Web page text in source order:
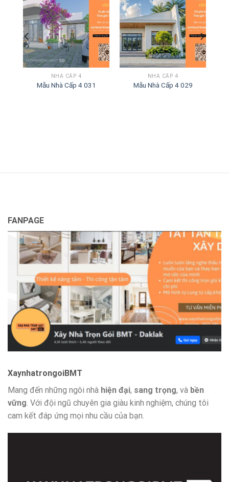
NHÀ CẤP 4
Mẫu Nhà Cấp 4 029
NHÀ CẤP 4
Mẫu Nhà Cấp 4 030
FANPAGE
XaynhatrongoiBMT
Mang đến những ngôi nhà hiện đại, sang trọng, và bền
vững. Với đội ngũ chuyên gia giàu kinh nghiệm, chúng tôi
cam kết đáp ứng mọi nhu cầu của bạn.